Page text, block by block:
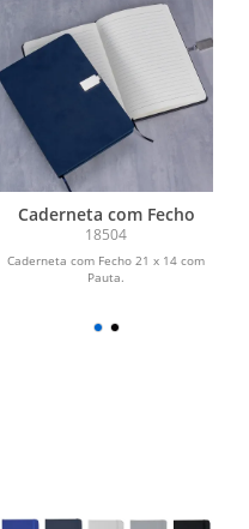
Caderneta com Fecho
18504
Caderneta com Fecho 21 x 14 com
Pauta.